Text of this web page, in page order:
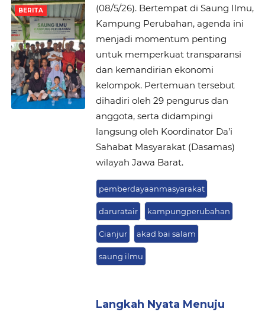
BERITA
(08/5/26). Bertempat di Saung Ilmu,
Kampung Perubahan, agenda ini
menjadi momentum penting
untuk memperkuat transparansi
dan kemandirian ekonomi
kelompok. Pertemuan tersebut
dihadiri oleh 29 pengurus dan
anggota, serta didampingi
langsung oleh Koordinator Da’i
Sahabat Masyarakat (Dasamas)
wilayah Jawa Barat.
pemberdayaanmasyarakat
daruratair kampungperubahan
Cianjur akad bai salam
saung ilmu
Langkah Nyata Menuju